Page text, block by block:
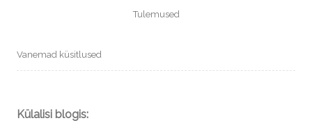
Tulemused
Vanemad küsitlused
Külalisi blogis: